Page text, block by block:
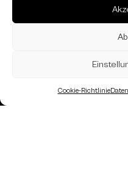
Cookie-Richtlinie